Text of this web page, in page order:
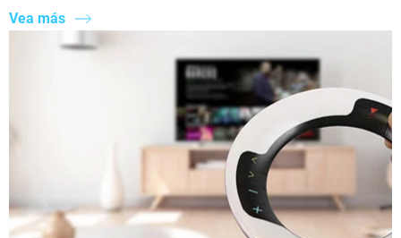
Vea más